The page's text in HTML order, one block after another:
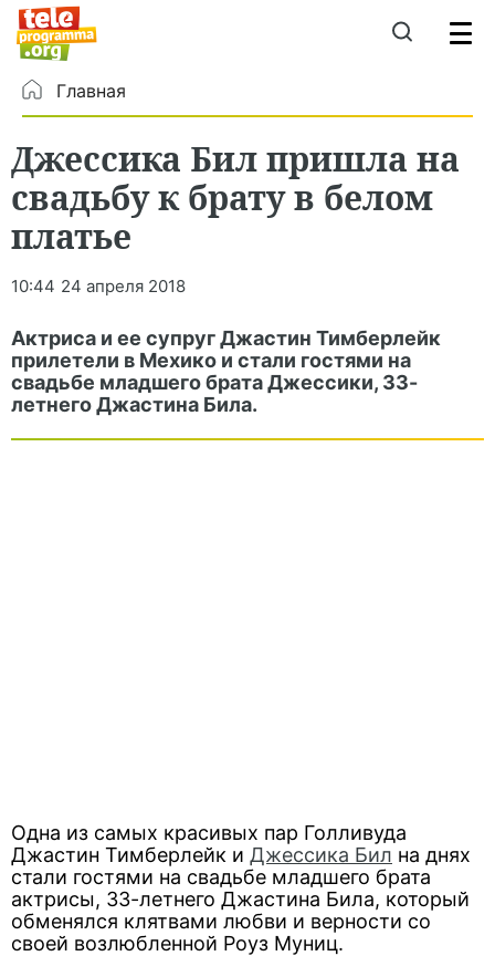
Главная
Джессика Бил пришла на
свадьбу к брату в белом
платье
10:44 24 апреля 2018
Актриса и ее супруг Джастин Тимберлейк
прилетели в Мехико и стали гостями на
свадьбе младшего брата Джессики, 33-
летнего Джастина Била.
Одна из самых красивых пар Голливуда
Джастин Тимберлейк и Джессика Бил на днях
стали гостями на свадьбе младшего брата
актрисы, 33-летнего Джастина Била, который
обменялся клятвами любви и верности со
своей возлюбленной Роуз Муниц.